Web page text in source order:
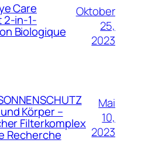
Care
2-in-1-
Biologique
Oktober
25,
2023
und Körper –
Filterkomplex
Recherche
Mai
10,
2023